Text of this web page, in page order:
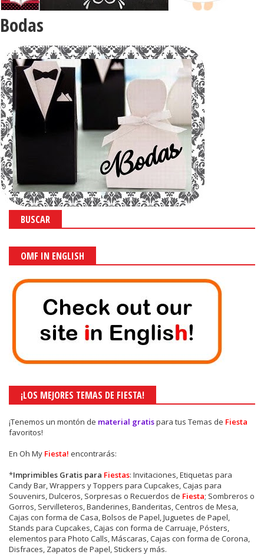
Bodas
BUSCAR
OMF IN ENGLISH
¡LOS MEJORES TEMAS DE FIESTA!
¡Tenemos un montón de material gratispara tus Temas de Fiesta
favoritos!
En Oh My Fiesta! encontrarás:
*Imprimibles Gratis para Fiestas: Invitaciones, Etiquetas para
Candy Bar, Wrappers y Toppers para Cupcakes, Cajas para
Souvenirs, Dulceros, Sorpresas o Recuerdos de Fiesta; Sombreros o
Gorros, Servilleteros, Banderines, Banderitas, Centros de Mesa,
Cajas con forma de Casa, Bolsos de Papel, Juguetes de Papel,
Stands para Cupcakes, Cajas con forma de Carruaje, Pósters,
elementos para Photo Calls, Máscaras, Cajas con forma de Corona,
Disfraces, Zapatos de Papel, Stickers y más.